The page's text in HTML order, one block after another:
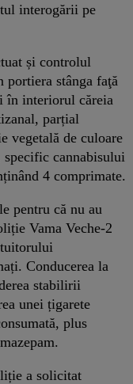
interogării pe
și controlul
portiera stânga faţă
în interiorul căreia
parțial
vegetală de culoare
cannabisului
4 comprimate.
pentru că nu au
Vama Veche-2
Conducerea la
stabilirii
unei țigarete
plus
a solicitat